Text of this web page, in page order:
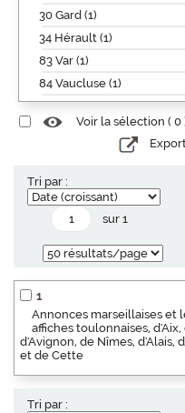
30 Gard (1)
34 Hérault (1)
83 Var (1)
84 Vaucluse (1)
Voir la sélection ( 0
Tri par :
sur 1
1
Annonces marseillaises et
affiches toulonnaises, d'Aix,
d'Avignon, de Nîmes, d'Alais,
et de Cette
Tri par :